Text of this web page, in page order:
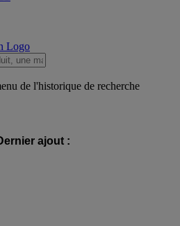
de l'historique de recherche
ajout :